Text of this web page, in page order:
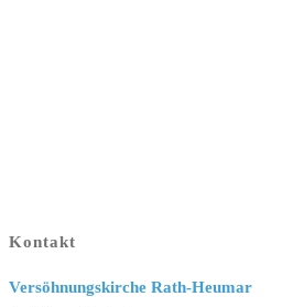
Kontakt
Versöhnungskirche Rath-Heumar